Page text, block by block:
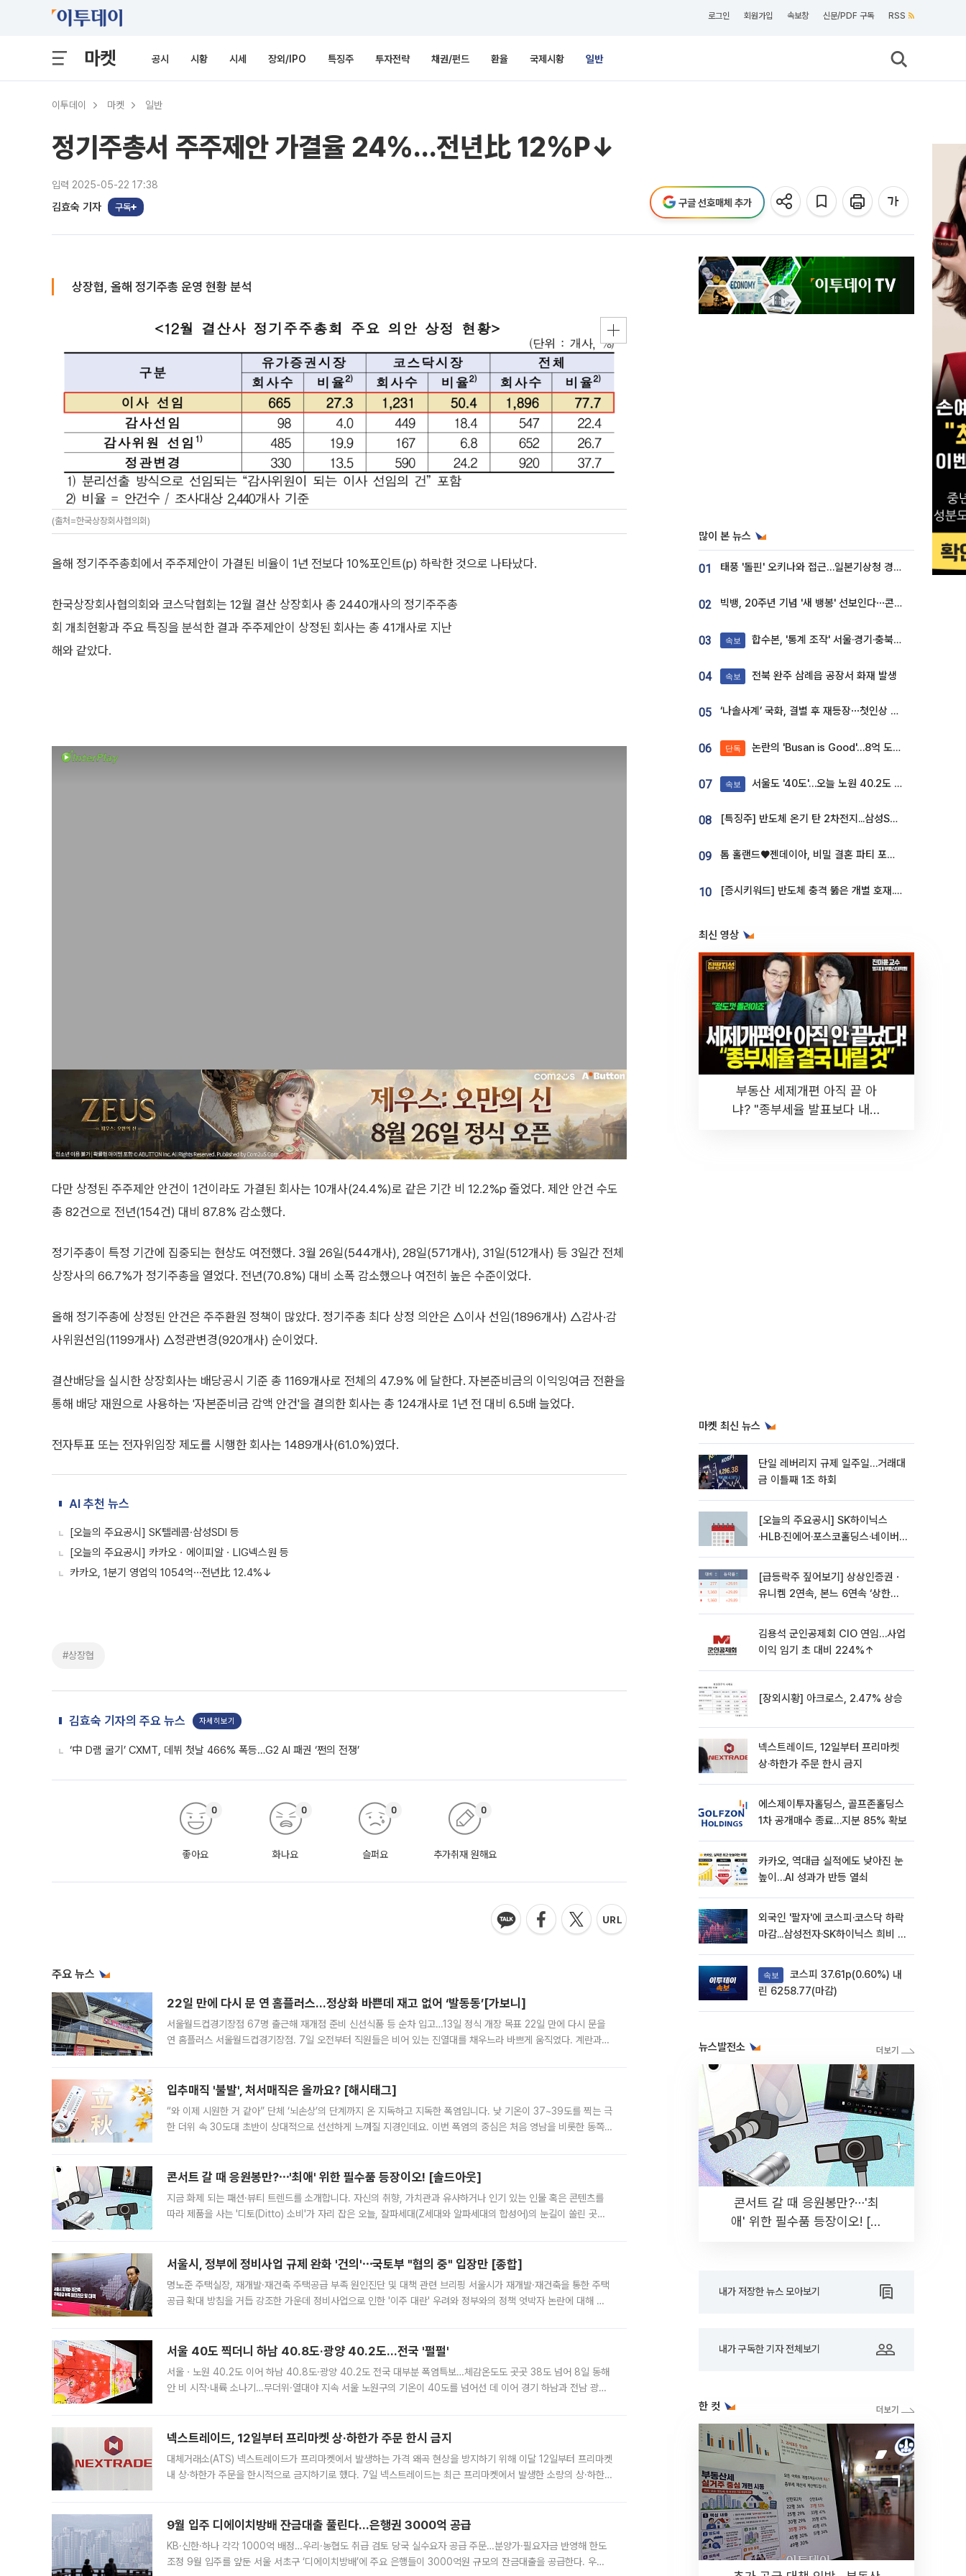
로그인 회원가입 속보창 신문/PDF 구독 RSS
마켓 공시 시황 시세 장외/IPO 특징주 투자전략 채권/펀드 환율 국제시황 일반
이투데이 마켓 일반
정기주총서 주주제안 가결율 24%…전년比 12%P↓
입력 2025-05-22 17:38
김효숙 기자 구독 구글 선호매체 추가
상장협, 올해 정기주총 운영 현황 분석
(출처=한국상장회사협의회)
올해 정기주주총회에서 주주제안이 가결된 비율이 1년 전보다 10%포인트(p) 하락한 것으로 나타났다.
한국상장회사협의회와 코스닥협회는 12월 결산 상장회사 총 2440개사의 정기주주총
회 개최현황과 주요 특징을 분석한 결과 주주제안이 상정된 회사는 총 41개사로 지난
해와 같았다.
다만 상정된 주주제안 안건이 1건이라도 가결된 회사는 10개사(24.4%)로 같은 기간 비 12.2%p 줄었다. 제안 안건 수도
총 82건으로 전년(154건) 대비 87.8% 감소했다.
정기주총이 특정 기간에 집중되는 현상도 여전했다. 3월 26일(544개사), 28일(571개사), 31일(512개사) 등 3일간 전체
상장사의 66.7%가 정기주총을 열었다. 전년(70.8%) 대비 소폭 감소했으나 여전히 높은 수준이었다.
올해 정기주총에 상정된 안건은 주주환원 정책이 많았다. 정기주총 최다 상정 의안은 △이사 선임(1896개사) △감사·감
사위원선임(1199개사) △정관변경(920개사) 순이었다.
결산배당을 실시한 상장회사는 배당공시 기준 총 1169개사로 전체의 47.9% 에 달한다. 자본준비금의 이익잉여금 전환을
통해 배당 재원으로 사용하는 '자본준비금 감액 안건'을 결의한 회사는 총 124개사로 1년 전 대비 6.5배 늘었다.
전자투표 또는 전자위임장 제도를 시행한 회사는 1489개사(61.0%)였다.
AI 추천 뉴스
[오늘의 주요공시] SK텔레콤·삼성SDI 등
[오늘의 주요공시] 카카오ㆍ에이피알ㆍLIG넥스원 등
카카오, 1분기 영업익 1054억⋯전년比 12.4%↓
#상장협
김효숙 기자의 주요 뉴스 자세히보기
‘中 D램 굴기’ CXMT, 데뷔 첫날 466% 폭등…G2 AI 패권 ‘쩐의 전쟁’
좋아요
0
화나요
0
슬퍼요
0
추가취재 원해요
0
주요 뉴스
22일 만에 다시 문 연 홈플러스…정상화 바쁜데 재고 없어 ‘발동동’[가보니]
서울월드컵경기장점 67명 출근해 재개점 준비 신선식품 등 순차 입고…13일 정식 개장 목표 22일 만에 다시 문을
연 홈플러스 서울월드컵경기장점. 7일 오전부터 직원들은 비어 있는 진열대를 채우느라 바쁘게 움직였다. 계란과
입추매직 '불발', 처서매직은 올까요? [해시태그]
“와 이제 시원한 거 같아” 단체 ‘뇌손상’의 단계까지 온 지독하고 지독한 폭염입니다. 낮 기온이 37~39도를 찍는 극
한 더위 속 30도대 초반이 상대적으로 선선하게 느껴질 지경인데요. 이번 폭염의 중심은 처음 영남을 비롯한 동쪽
콘서트 갈 때 응원봉만?⋯'최애' 위한 필수품 등장이오! [솔드아웃]
지금 화제 되는 패션·뷰티 트렌드를 소개합니다. 자신의 취향, 가치관과 유사하거나 인기 있는 인물 혹은 콘텐츠를
따라 제품을 사는 '디토(Ditto) 소비'가 자리 잡은 오늘, 잘파세대(Z세대와 알파세대의 합성어)의 눈길이 쏠린 곳은
서울시, 정부에 정비사업 규제 완화 '건의'⋯국토부 "협의 중" 입장만 [종합]
명노준 주택실장, 재개발·재건축 주택공급 부족 원인진단 및 대책 관련 브리핑 서울시가 재개발·재건축을 통한 주택
공급 확대 방침을 거듭 강조한 가운데 정비사업으로 인한 '이주 대란' 우려와 정부와의 정책 엇박자 논란에 대해 정
서울 40도 찍더니 하남 40.8도·광양 40.2도…전국 '펄펄'
서울ㆍ노원 40.2도 이어 하남 40.8도·광양 40.2도 전국 대부분 폭염특보…체감온도도 곳곳 38도 넘어 8일 동해
안 비 시작·내륙 소나기…무더위·열대야 지속 서울 노원구의 기온이 40도를 넘어선 데 이어 경기 하남과 전남 광양
넥스트레이드, 12일부터 프리마켓 상·하한가 주문 한시 금지
대체거래소(ATS) 넥스트레이드가 프리마켓에서 발생하는 가격 왜곡 현상을 방지하기 위해 이달 12일부터 프리마켓
내 상·하한가 주문을 한시적으로 금지하기로 했다. 7일 넥스트레이드는 최근 프리마켓에서 발생한 소량의 상·하한
9월 입주 디에이치방배 잔금대출 풀린다…은행권 3000억 공급
KB·신한·하나 각각 1000억 배정…우리·농협도 취급 검토 당국 실수요자 공급 주문…분양가·필요자금 반영해 한도
조정 9월 입주를 앞둔 서울 서초구 ‘디에이치방배’에 주요 은행들이 3000억원 규모의 잔금대출을 공급한다. 우리
많이 본 뉴스
01 태풍 '돌핀' 오키나와 접근…일본기상청 경로 업데이트
02 빅뱅, 20주년 기념 '새 뱅봉' 선보인다⋯콘서트 앞두고 팝업 개최
03 속보 합수본, '통계 조작' 서울·경기·충북 선관위 등 추가 압수수색
04 속보 전북 완주 삼례읍 공장서 화재 발생
05 ‘나솔사계’ 국화, 결별 후 재등장⋯첫인상 투표 휩쓸고 ‘인기녀’ 등극
06 단독 논란의 'Busan is Good'…8억 도시브랜드, 용산 대통령실 CI 업체가 수행
07 속보 서울도 '40도'…오늘 노원 40.2도 기록
08 [특징주] 반도체 온기 탄 2차전지...삼성SDI, 장 초반 7% 넘게 껑충
09 톰 홀랜드♥젠데이아, 비밀 결혼 파티 포착⋯호텔 대관비만 9억
10 [증시키워드] 반도체 충격 뚫은 개별 호재...포스코퓨처엠·에코프로·한화솔루션 '눈길'
최신 영상
부동산 세제개편 아직 끝 아
냐? "종부세율 발표보다 내릴
마켓 최신 뉴스
단일 레버리지 규제 일주일…거래대
금 이틀째 1조 하회
[오늘의 주요공시] SK하이닉스
·HLB·진에어·포스코홀딩스·네이버·
[급등락주 짚어보기] 상상인증권ㆍ
유니켐 2연속, 본느 6연속 ‘상한
김용석 군인공제회 CIO 연임…사업
이익 임기 초 대비 224%↑
[장외시황] 아크로스, 2.47% 상승
넥스트레이드, 12일부터 프리마켓
상·하한가 주문 한시 금지
에스제이투자홀딩스, 골프존홀딩스
1차 공개매수 종료…지분 85% 확보
카카오, 역대급 실적에도 낮아진 눈
높이…AI 성과가 반등 열쇠
외국인 '팔자'에 코스피·코스닥 하락
마감...삼성전자·SK하이닉스 희비 갈
속보
린 6258.77(마감)
뉴스발전소
콘서트 갈 때 응원봉만?⋯'최
애' 위한 필수품 등장이오! [솔
내가 저장한 뉴스 모아보기
내가 구독한 기자 전체보기
한 컷